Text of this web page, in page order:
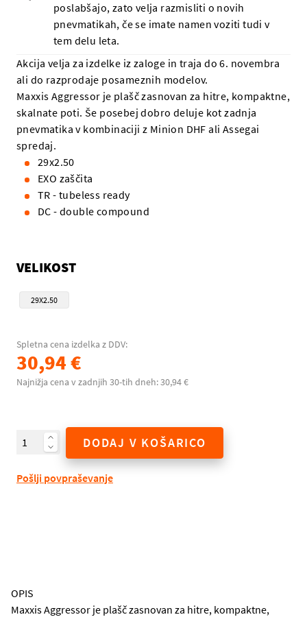
poslabšajo, zato velja razmisliti o novih
pnevmatikah, če se imate namen voziti tudi v
tem delu leta.
Akcija velja za izdelke iz zaloge in traja do 6. novembra
ali do razprodaje posameznih modelov.
Maxxis Aggressor je plašč zasnovan za hitre, kompaktne,
skalnate poti. Še posebej dobro deluje kot zadnja
pnevmatika v kombinaciji z Minion DHF ali Assegai
spredaj.
29x2.50
EXO zaščita
TR - tubeless ready
DC - double compound
VELIKOST
29X2.50
Spletna cena izdelka z DDV:
30,94 €
Najnižja cena v zadnjih 30-tih dneh: 30,94 €
DODAJ V KOŠARICO
Pošlji povpraševanje
OPIS
Maxxis Aggressor je plašč zasnovan za hitre, kompaktne,